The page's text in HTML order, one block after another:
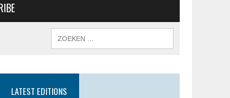
LATEST EDITIONS